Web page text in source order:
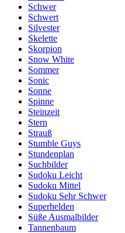
Schwer
Schwert
Silvester
Skelette
Skorpion
Snow White
Sommer
Sonic
Sonne
Spinne
Steinzeit
Stern
Strauß
Stumble Guys
Stundenplan
Suchbilder
Sudoku Leicht
Sudoku Mittel
Sudoku Sehr Schwer
Superhelden
Süße Ausmalbilder
Tannenbaum